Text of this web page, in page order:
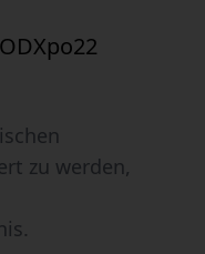
zu werden,